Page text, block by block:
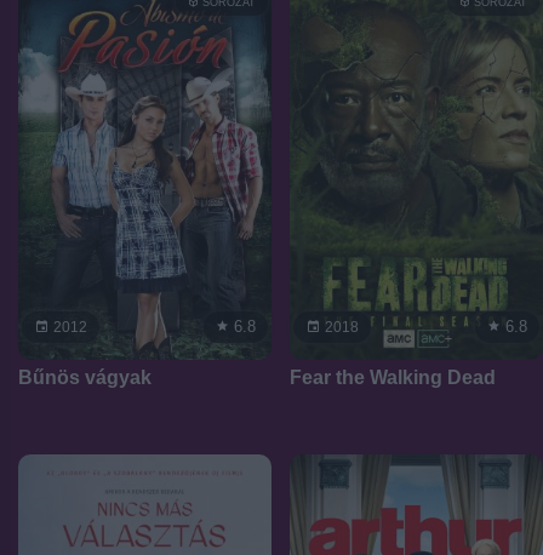
2012 6.8
Bűnös vágyak
2018 6.8
Fear the Walking Dead